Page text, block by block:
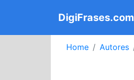
DigiFrases.com
Home Autores